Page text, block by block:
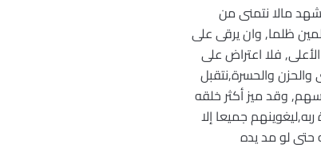
مالا نتمنى من
ظلما, وان يرقى على
فلا اعتراض على
والحزن والحسرة,نتقبل
وقد ميز أكثر خلقه
جميعا إلا
حتى لو مد يده